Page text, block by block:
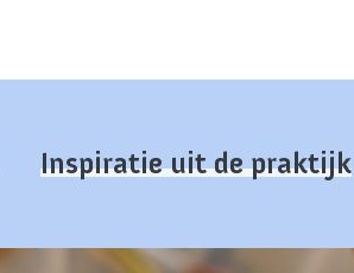
Inspiratie uit de praktijk